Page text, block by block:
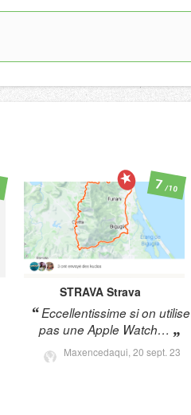
STRAVA Strava
Eccellentissime si on utilise
pas une Apple Watch…
Maxencedaqui,20 sept. 23
7/10